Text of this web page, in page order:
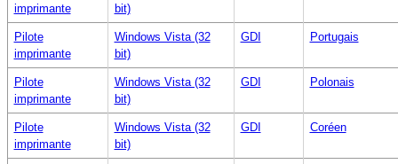
imprimante
bit)
Pilote
imprimante
Windows Vista (32
bit)
GDI Portugais
Pilote
imprimante
Windows Vista (32
bit)
GDI Polonais
Pilote
imprimante
Windows Vista (32
bit)
GDI Coréen